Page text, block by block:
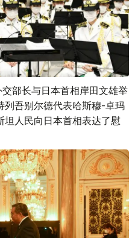
部长与日本首相岸田文雄举
列吾别尔德代表哈斯穆-卓玛
坦人民向日本首相表达了慰